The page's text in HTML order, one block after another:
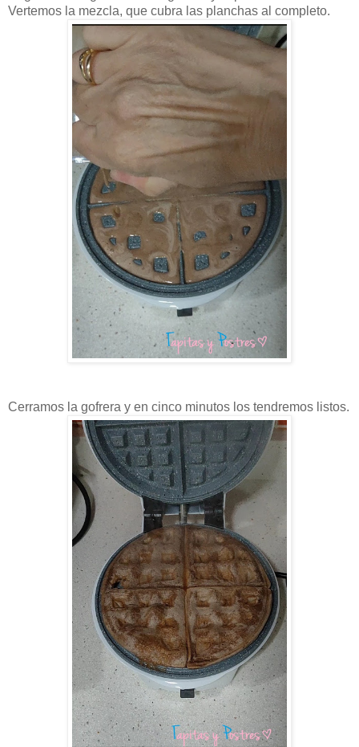
Vertemos la mezcla, que cubra las planchas al completo.
Cerramos la gofrera y en cinco minutos los tendremos listos.